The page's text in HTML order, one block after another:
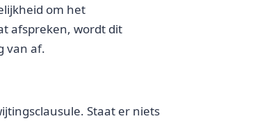
om het
afspreken, wordt dit
van af.
Staat er niets